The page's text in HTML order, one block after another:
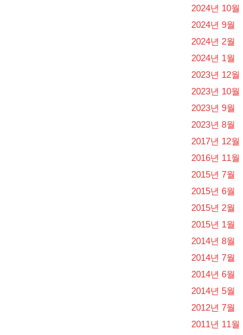
2024년 10월
2024년 9월
2024년 2월
2024년 1월
2023년 12월
2023년 10월
2023년 9월
2023년 8월
2017년 12월
2016년 11월
2015년 7월
2015년 6월
2015년 2월
2015년 1월
2014년 8월
2014년 7월
2014년 6월
2014년 5월
2012년 7월
2011년 11월